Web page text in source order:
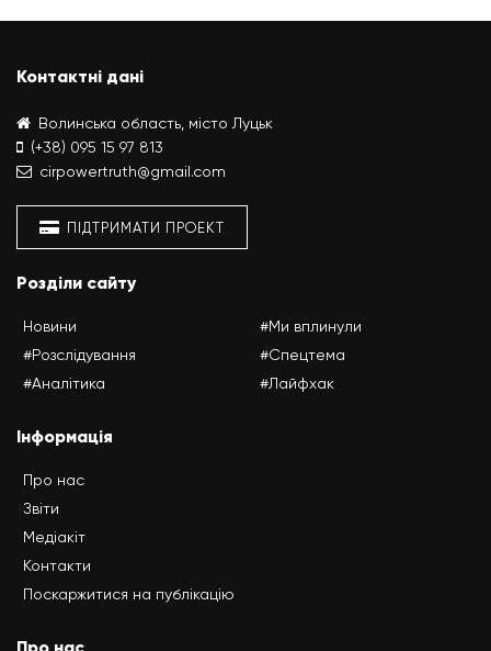
Контактні дані
Волинська область, місто Луцьк
(+38) 095 15 97 813
cirpowertruth@gmail.com
ПІДТРИМАТИ ПРОЕКТ
Розділи сайту
Новини
#Розслідування
#Аналітика
#Ми вплинули
#Спецтема
#Лайфхак
Інформація
Про нас
Звіти
Медіакіт
Контакти
Поскаржитися на публікацію
Про нас